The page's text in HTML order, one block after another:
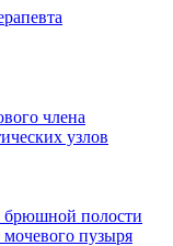
члена
узлов
брюшной полости
мочевого пузыря